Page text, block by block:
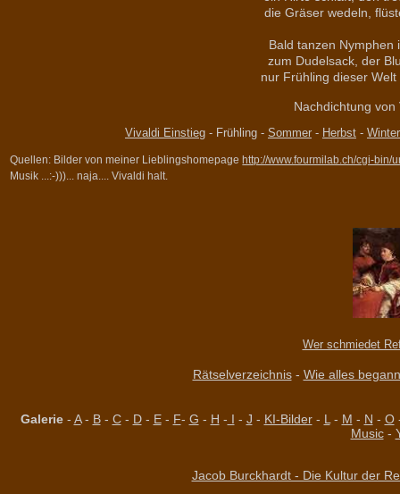
die Gräser wedeln,
Bald tanzen Nymphen
zum Dudelsack, der
nur Frühling dieser
Nachdichtung von
Vivaldi Einstieg - Frühling - Sommer - Herbst - Winter
Quellen: Bilder von meiner Lieblingshomepage http://www.fourmilab.ch/cgi-bin/
Musik ...:-)))... naja.... Vivaldi halt.
Wer schmiedet
Rätselverzeichnis- Wie alles
Galerie- A- B- C- D- E- F- G - H - I - J - KI-Bilder- L - M - N - O
Music-
Jacob Burckhardt - Die Kultur der